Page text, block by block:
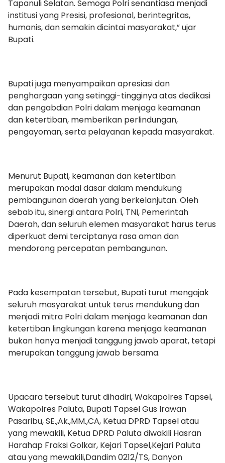
Tapanuli Selatan. Semoga Polri senantiasa menjadi
institusi yang Presisi, profesional, berintegritas,
humanis, dan semakin dicintai masyarakat,” ujar
Bupati.
Bupati juga menyampaikan apresiasi dan
penghargaan yang setinggi-tingginya atas dedikasi
dan pengabdian Polri dalam menjaga keamanan
dan ketertiban, memberikan perlindungan,
pengayoman, serta pelayanan kepada masyarakat.
Menurut Bupati, keamanan dan ketertiban
merupakan modal dasar dalam mendukung
pembangunan daerah yang berkelanjutan. Oleh
sebab itu, sinergi antara Polri, TNI, Pemerintah
Daerah, dan seluruh elemen masyarakat harus terus
diperkuat demi terciptanya rasa aman dan
mendorong percepatan pembangunan.
Pada kesempatan tersebut, Bupati turut mengajak
seluruh masyarakat untuk terus mendukung dan
menjadi mitra Polri dalam menjaga keamanan dan
ketertiban lingkungan karena menjaga keamanan
bukan hanya menjadi tanggung jawab aparat, tetapi
merupakan tanggung jawab bersama.
Upacara tersebut turut dihadiri, Wakapolres Tapsel,
Wakapolres Paluta, Bupati Tapsel Gus Irawan
Pasaribu, SE.,Ak.,MM.,CA, Ketua DPRD Tapsel atau
yang mewakili, Ketua DPRD Paluta diwakili Hasran
Harahap Fraksi Golkar, Kejari Tapsel,Kejari Paluta
atau yang mewakili,Dandim 0212/TS, Danyon